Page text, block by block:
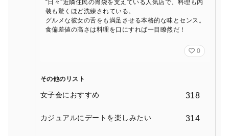
“日々”近隣住民の胃袋を支えている人気店で、料理も内
装も驚くほど洗練されている。
グルメな彼女の舌をも満足させる本格的な味とセンス。
食偏差値の高さは料理を口にすれば一目瞭然だ！
0
その他のリスト
女子会におすすめ 318
カジュアルにデートを楽しみたい 314